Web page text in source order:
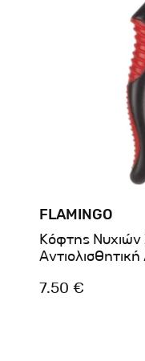
FLAMINGO
Κόφτης
7.50 €